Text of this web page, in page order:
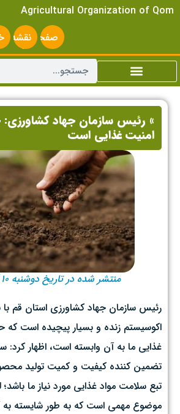
Agricultural Organization of Qom
صفحه
اصلی
نقشه
سایت
» رئیس سازمان جهاد
امنیت غذایی است
منتشر شده در تاریخ دوشنبه ۱۰ آذر ۱۴۰۴
رئیس سازمان جهاد کشاورزی استان قم
اکوسیستم زنده و بسیار پیچیده است که
غذایی ما به آن وابسته است، اظهار
تضمین کننده کیفیت و کمیت تولید
تبع سلامت مواد غذایی مورد نیاز ما
موضوع مهمی است که به طور شایسته